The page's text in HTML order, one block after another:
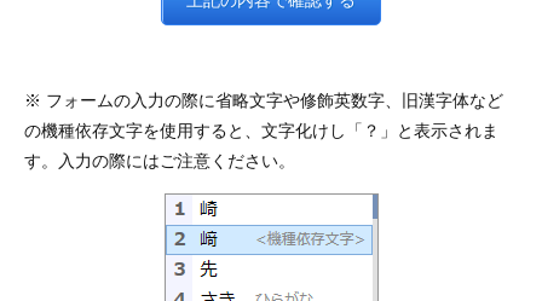
※ フォームの入力の際に省略文字や修飾英数字、旧漢字体など
の機種依存文字を使用すると、文字化けし「？」と表示されま
す。入力の際にはご注意ください。